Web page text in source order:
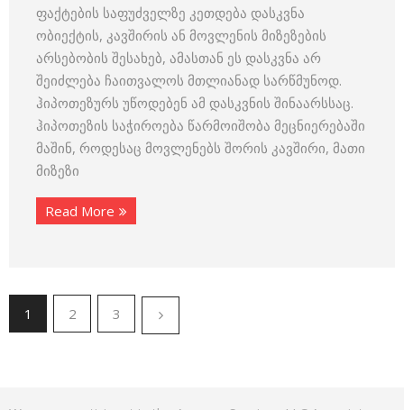
ფაქტების საფუძველზე კეთდება დასკვნა
ობიექტის, კავშირის ან მოვლენის მიზეზების
არსებობის შესახებ, ამასთან ეს დასკვნა არ
შეიძლება ჩაითვალოს მთლიანად სარწმუნოდ.
ჰიპოთეზურს უწოდებენ ამ დასკვნის შინაარსსაც.
ჰიპოთეზის საჭიროება წარმოიშობა მეცნიერებაში
მაშინ, როდესაც მოვლენებს შორის კავშირი, მათი
მიზეზი
Read More
1 2 3